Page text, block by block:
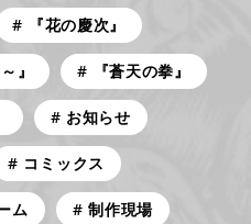
『花の慶次』
』 『蒼天の拳』
お知らせ
コミックス
ム 制作現場